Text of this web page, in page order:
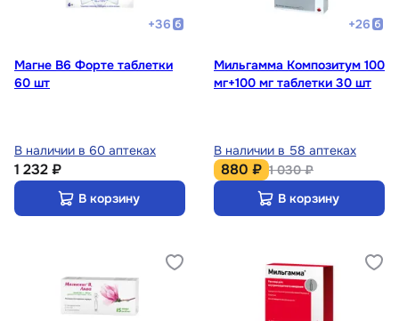
+36
Магне В6 Форте таблетки
60 шт
В наличии в 60 аптеках
1 232 ₽
В корзину
+26
Мильгамма Композитум 100
мг+100 мг таблетки 30 шт
В наличии в 58 аптеках
880 ₽ 1 030 ₽
В корзину